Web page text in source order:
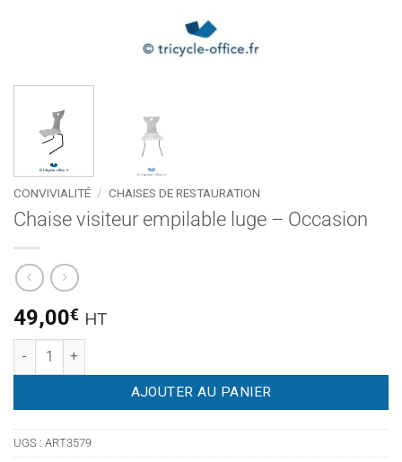
CONVIVIALITÉ / CHAISES DE RESTAURATION
Chaise visiteur empilable luge – Occasion
49,00€ HT
quantité de Chaise visiteur empilable luge - Occasion
AJOUTER AU PANIER
UGS : ART3579